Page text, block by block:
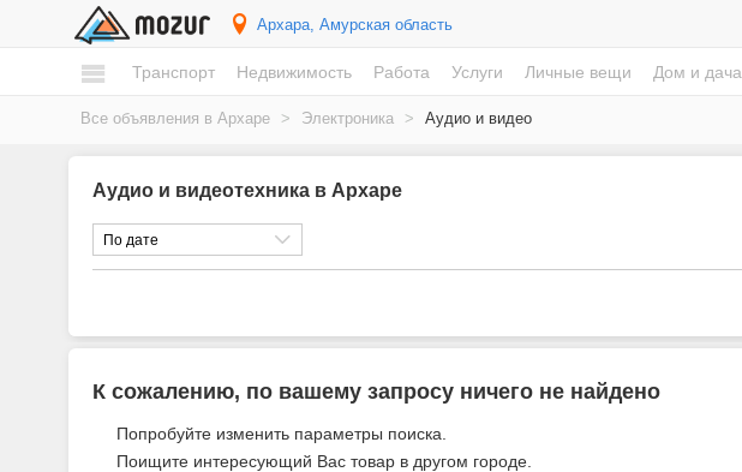
Архара, Амурская область
Транспорт Недвижимость Работа Услуги Личные вещи Дом и дача
Все объявления в Архаре > Электроника > Аудио и видео
Аудио и видеотехника в Архаре
По дате
К сожалению, по вашему запросу ничего не найдено
Попробуйте изменить параметры поиска.
Поищите интересующий Вас товар в другом городе.